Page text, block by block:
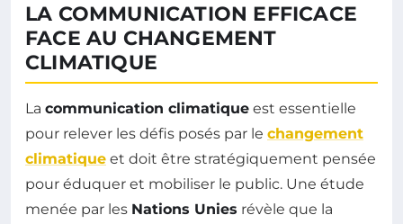
LA COMMUNICATION EFFICACE
FACE AU CHANGEMENT
CLIMATIQUE
La communication climatique est essentielle
pour relever les défis posés par le changement
climatique et doit être stratégiquement pensée
pour éduquer et mobiliser le public. Une étude
menée par les Nations Unies révèle que la